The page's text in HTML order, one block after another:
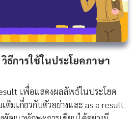
ธีการใช้ในประโยคภาษา
เพื่อแสดงผลลัพธ์ในประโยค
ติมเกี่ยวกับตัวอย่างและ as a result